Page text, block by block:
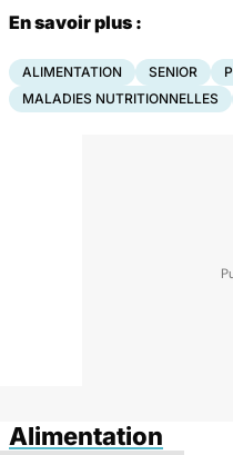
En savoir plus :
ALIMENTATION SENIOR
MALADIES NUTRITIONNELLES
Alimentation